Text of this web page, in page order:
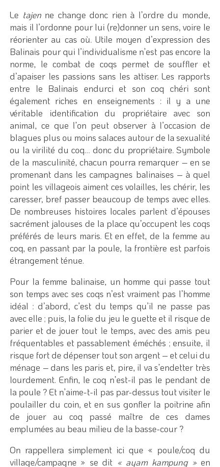
Le tajenne change donc rien à l’ordre du monde,
mais il l’ordonne pour lui (re)donner un sens, voire le
réorienter au cas où. Utile moyen d’expression des
Balinais pour qui l’individualisme n’est pas encore la
norme, le combat de coqs permet de souffler et
d’apaiser les passions sans les attiser. Les rapports
entre le Balinais endurci et son coq chéri sont
également riches en enseignements : il y a une
véritable identification du propriétaire avec son
animal, ce que l’on peut observer à l’occasion de
blagues plus ou moins salaces autour de la sexualité
ou la virilité du coq… donc du propriétaire. Symbole
de la masculinité, chacun pourra remarquer – en se
promenant dans les campagnes balinaises – à quel
point les villageois aiment ces volailles, les chérir, les
caresser, bref passer beaucoup de temps avec elles.
De nombreuses histoires locales parlent d’épouses
sacrément jalouses de la place qu’occupent les coqs
préférés de leurs maris. Et en effet, de la femme au
coq, en passant par la poule, la frontière est parfois
étrangement ténue.
Pour la femme balinaise, un homme qui passe tout
son temps avec ses coqs n’est vraiment pas l’homme
idéal : d’abord, c’est du temps qu’il ne passe pas
avec elle ; puis, la folie du jeu le guette et il risque de
parier et de jouer tout le temps, avec des amis peu
fréquentables et passablement éméchés ; ensuite, il
risque fort de dépenser tout son argent – et celui du
ménage – dans les paris et, pire, il va s’endetter très
lourdement. Enfin, le coq n’est-il pas le pendant de
la poule ? Et n’aime-t-il pas par-dessus tout visiter le
poulailler du coin, et en sus gonfler la poitrine afin
de jouer au coq passé maître de ces dames
emplumées au beau milieu de la basse-cour ?
On rappellera simplement ici que « poule/coq du
village/campagne » se dit « ayam kampung »en